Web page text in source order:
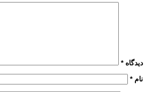
دیدگاه*
نام*